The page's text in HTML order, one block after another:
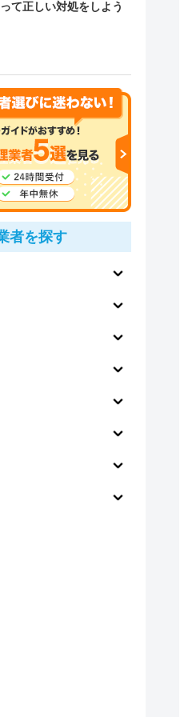
て正しい対処をしよう
者を探す